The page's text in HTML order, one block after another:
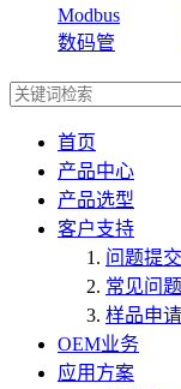
Modbus
数码管
首页
产品中心
产品选型
客户支持
问题提交
常见问题
样品申请
OEM业务
应用方案